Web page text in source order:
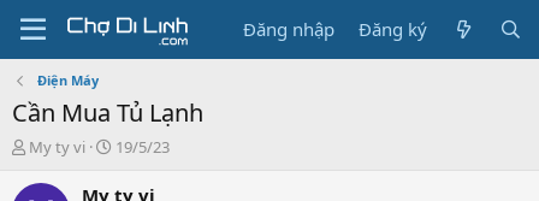
Đăng nhập Đăng ký
Điện Máy
Cần Mua Tủ Lạnh
T
r
My ty vi
N
à
19/5/23
My ty vi